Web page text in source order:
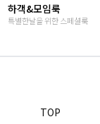
하객&모임룩
특별한날을 위한 스페셜룩
TOP